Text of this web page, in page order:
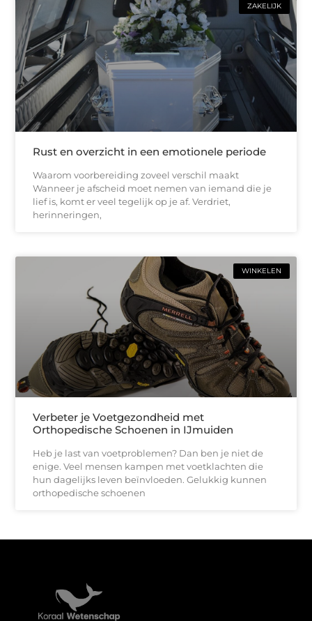
ZAKELIJK
Rust en overzicht in een emotionele periode
Waarom voorbereiding zoveel verschil maakt
Wanneer je afscheid moet nemen van iemand die je
lief is, komt er veel tegelijk op je af. Verdriet,
herinneringen,
WINKELEN
Verbeter je Voetgezondheid met
Orthopedische Schoenen in IJmuiden
Heb je last van voetproblemen? Dan ben je niet de
enige. Veel mensen kampen met voetklachten die
hun dagelijks leven beïnvloeden. Gelukkig kunnen
orthopedische schoenen